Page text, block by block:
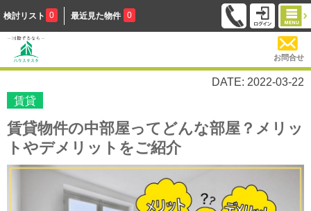
検討リスト 0 最近見た物件 0
お問合せ
DATE: 2022-03-22
賃貸
賃貸物件の中部屋ってどんな部屋？メリッ
トやデメリットをご紹介